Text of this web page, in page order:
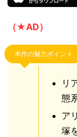
（★AD）
本作の魅力ポイント
リ
態
ア
塚